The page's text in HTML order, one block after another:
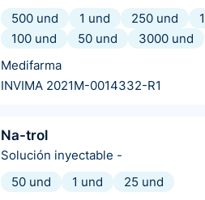
500 und
1 und 250 und
100 und
50 und
3000 und
Medifarma
INVIMA 2021M-0014332-R1
Na-trol
Solución inyectable -
50 und
1 und
25 und